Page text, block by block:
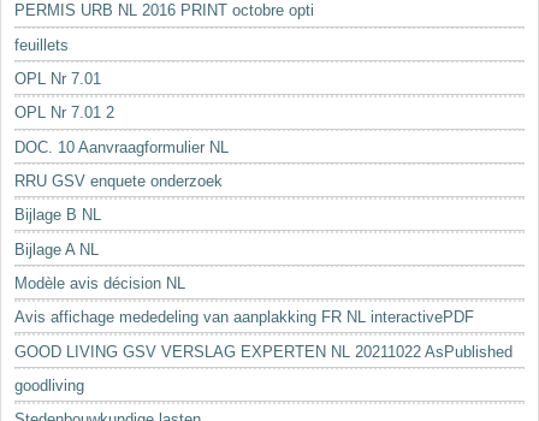
PERMIS URB NL 2016 PRINT octobre opti
feuillets
OPL Nr 7.01
OPL Nr 7.01 2
DOC. 10 Aanvraagformulier NL
RRU GSV enquete onderzoek
Bijlage B NL
Bijlage A NL
Modèle avis décision NL
Avis affichage mededeling van aanplakking FR NL interactivePDF
GOOD LIVING GSV VERSLAG EXPERTEN NL 20211022 AsPublished
goodliving